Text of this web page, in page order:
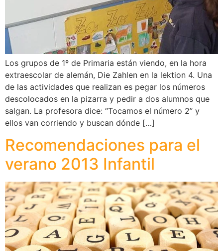
Los grupos de 1º de Primaria están viendo, en la hora
extraescolar de alemán, Die Zahlen en la lektion 4. Una
de las actividades que realizan es pegar los números
descolocados en la pizarra y pedir a dos alumnos que
salgan. La profesora dice: “Tocamos el número 2” y
ellos van corriendo y buscan dónde […]
Recomendaciones para el
verano 2013 Infantil